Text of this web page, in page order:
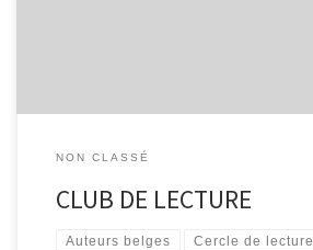
NON CLASSÉ
CLUB DE LECTURE
Auteurs belges Cercle de lecture